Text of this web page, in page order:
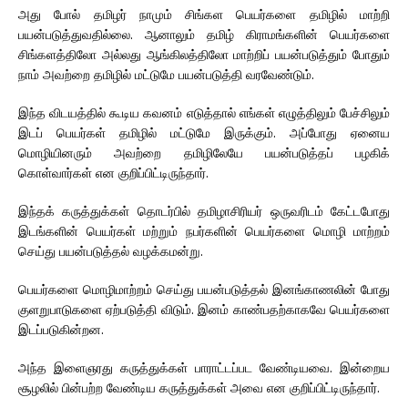
அது போல் தமிழர் நாமும் சிங்கள பெயர்களை தமிழில் மாற்றி
பயன்படுத்துவதில்லை. ஆனாலும் தமிழ் கிராமங்களின் பெயர்களை
சிங்களத்திலோ அல்லது ஆங்கிலத்திலோ மாற்றிப் பயன்படுத்தும் போதும்
நாம் அவற்றை தமிழில் மட்டுமே பயன்படுத்தி வரவேண்டும்.
இந்த விடயத்தில் கூடிய கவனம் எடுத்தால் எங்கள் எழுத்திலும் பேச்சிலும்
இடப் பெயர்கள் தமிழில் மட்டுமே இருக்கும். அப்போது ஏனைய
மொழியினரும் அவற்றை தமிழிலேயே பயன்படுத்தப் பழகிக்
கொள்வார்கள் என குறிப்பிட்டிருந்தார்.
இந்தக் கருத்துக்கள் தொடர்பில் தமிழாசிரியர் ஒருவரிடம் கேட்டபோது
இடங்களின் பெயர்கள் மற்றும் நபர்களின் பெயர்களை மொழி மாற்றம்
செய்து பயன்படுத்தல் வழக்கமன்று.
பெயர்களை மொழிமாற்றம் செய்து பயன்படுத்தல் இனங்காணலின் போது
குளறுபாடுகளை ஏற்படுத்தி விடும். இனம் காண்பதற்காகவே பெயர்களை
இடப்படுகின்றன.
அந்த இளைஞரது கருத்துக்கள் பாராட்டப்பட வேண்டியவை. இன்றைய
சூழலில் பின்பற்ற வேண்டிய கருத்துக்கள் அவை என குறிப்பிட்டிருந்தார்.